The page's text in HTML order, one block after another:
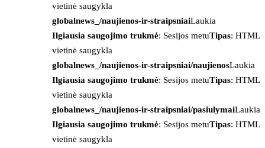
vietinė saugykla
globalnews_/naujienos-ir-straipsniaiLaukia
Ilgiausia saugojimo trukmė: Sesijos metuTipas: HTML
vietinė saugykla
globalnews_/naujienos-ir-straipsniai/naujienosLaukia
Ilgiausia saugojimo trukmė: Sesijos metuTipas: HTML
vietinė saugykla
globalnews_/naujienos-ir-straipsniai/pasiulymaiLaukia
Ilgiausia saugojimo trukmė: Sesijos metuTipas: HTML
vietinė saugykla